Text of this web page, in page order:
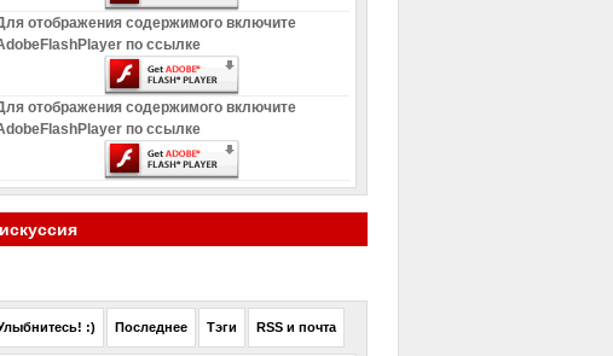
отображения содержимого включите
по ссылке
отображения содержимого включите
по ссылке
:) Последнее Тэги RSS и почта